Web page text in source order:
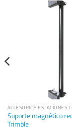
Soporte magnético
Trimble